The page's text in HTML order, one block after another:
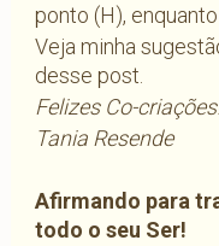
ponto (H),
Veja minha
desse post.
Felizes Co-
Tania Resende
Afirmando para
todo o seu Ser!